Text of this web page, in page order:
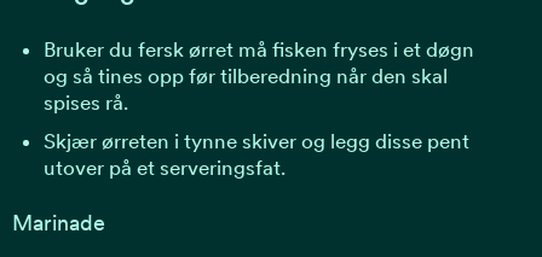
Bruker du fersk ørret må fisken fryses i et døgn
og så tines opp før tilberedning når den skal
spises rå.
Skjær ørreten i tynne skiver og legg disse pent
utover på et serveringsfat.
Marinade